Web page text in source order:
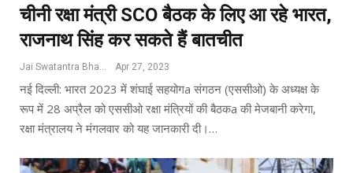
चीनी रक्षा मंत्री SCO बैठक के लिए आ रहे भारत,
राजनाथ सिंह कर सकते हैं बातचीत
Apr 27, 2023
नई दिल्ली: भारत 2023 में शंघाई सहयोगa संगठन (एससीओ) के अध्यक्ष के
रूप में 28 अप्रैल को एससीओ रक्षा मंत्रियों की बैठकa की मेजबानी करेगा,
रक्षा मंत्रालय ने मंगलवार को यह जानकारी दी।…